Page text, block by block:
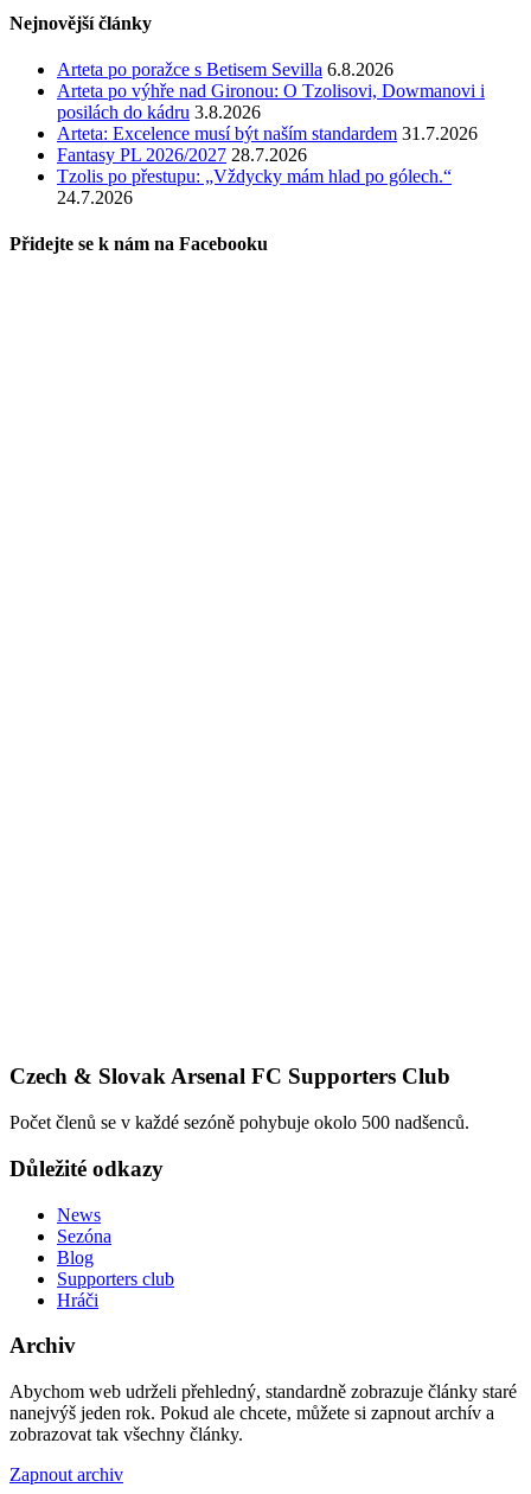
Nejnovější články
Arteta po poražce s Betisem Sevilla 6.8.2026
Arteta po výhře nad Gironou: O Tzolisovi, Dowmanovi i
posilách do kádru 3.8.2026
Arteta: Excelence musí být naším standardem 31.7.2026
Fantasy PL 2026/2027 28.7.2026
Tzolis po přestupu: „Vždycky mám hlad po gólech.“
24.7.2026
Přidejte se k nám na Facebooku
Czech & Slovak Arsenal FC Supporters Club
Počet členů se v každé sezóně pohybuje okolo 500 nadšenců.
Důležité odkazy
News
Sezóna
Blog
Supporters club
Hráči
Archiv
Abychom web udrželi přehledný, standardně zobrazuje články staré
nanejvýš jeden rok. Pokud ale chcete, můžete si zapnout archív a
zobrazovat tak všechny články.
Zapnout archiv